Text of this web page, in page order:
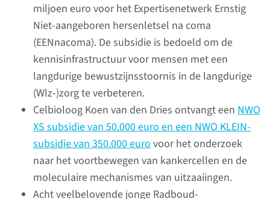
miljoen euro voor het Expertisenetwerk Ernstig
Niet-aangeboren hersenletsel na coma
(EENnacoma). De subsidie is bedoeld om de
kennisinfrastructuur voor mensen met een
langdurige bewustzijnsstoornis in de langdurige
(Wlz-)zorg te verbeteren.
Celbioloog Koen van den Dries ontvangt een NWO
XS subsidie van 50.000 euro en een NWO KLEIN-
subsidie van 350.000 eurovoor het onderzoek
naar het voortbewegen van kankercellen en de
moleculaire mechanismes van uitzaaiingen.
Acht veelbelovende jonge Radboud-
Vier vragen aan
Kees Kramers
De UMC-Raad bewaakt en
bevordert de kwaliteit en het
beleid van onderzoek,
onderwijs en opleiding.
Voorzitter Kees Kramers blikt
terug op 2021.